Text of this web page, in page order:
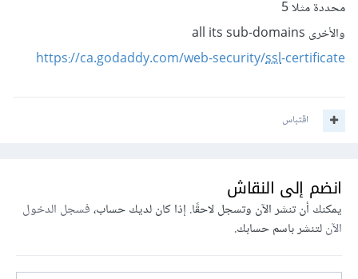
محددة مثلا 5
والأخرى all its sub-domains
https://ca.godaddy.com/web-security/ssl-certificate
اقتباس
انضم إلى النقاش
يمكنك أن تنشر الآن وتسجل لاحقًا. إذا كان لديك حساب،فسجل الدخول
الآنلتنشر باسم حسابك.